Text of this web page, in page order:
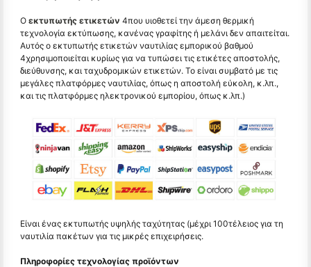
Ο εκτυπωτής ετικετών 4που υιοθετεί την άμεση θερμική
τεχνολογία εκτύπωσης, κανένας γραφίτης ή μελάνι δεν απαιτείται.
Αυτός ο εκτυπωτής ετικετών ναυτιλίας εμπορικού βαθμού
4χρησιμοποιείται κυρίως για να τυπώσει τις ετικέτες αποστολής,
διεύθυνσης, και ταχυδρομικών ετικετών. Το είναι συμβατό με τις
μεγάλες πλατφόρμες ναυτιλίας, όπως η αποστολή εύκολη, κ.λπ.,
και τις πλατφόρμες ηλεκτρονικού εμπορίου, όπως κ.λπ.)
Είναι ένας εκτυπωτής υψηλής ταχύτητας (μέχρι 100τέλειος για τη
ναυτιλία πακέτων για τις μικρές επιχειρήσεις.
Πληροφορίες τεχνολογίας προϊόντων